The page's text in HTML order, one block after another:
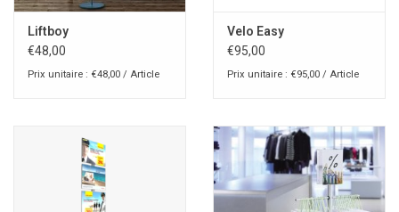
Liftboy
€48,00
Prix unitaire : €48,00 / Article
Velo Easy
€95,00
Prix unitaire : €95,00 / Article